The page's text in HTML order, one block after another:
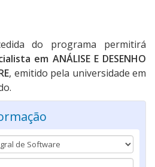
do programa permitirá
em ANÁLISE E DESENHO
, emitido pela universidade em